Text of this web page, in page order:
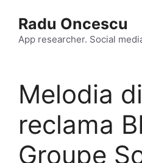
content
Radu Oncescu
App researcher. Social
Melodia
reclama
Groupe